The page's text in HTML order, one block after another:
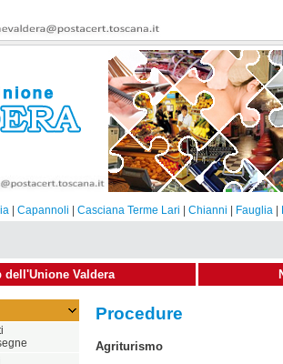
Capannoli Casciana Terme Lari Chianni Fauglia
dell'Unione Valdera
Procedure
Agriturismo